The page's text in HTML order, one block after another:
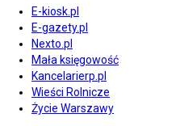
E-kiosk.pl
E-gazety.pl
Nexto.pl
Mała księgowość
Kancelarierp.pl
Wieści Rolnicze
Życie Warszawy